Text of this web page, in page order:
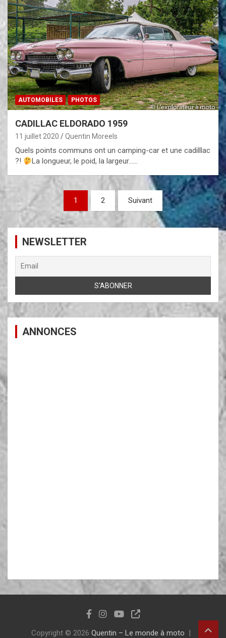
AUTOMOBILES PHOTOS
CADILLAC ELDORADO 1959
11 juillet 2020 Quentin Moreels
Quels points communs ont un camping-car et une cadilllac
?!
La longueur, le poid, la largeur……
Pagination
des
publications
1 2 Suivant
NEWSLETTER
ANNONCES
Copyright © 2026 Quentin – Le monde à moto